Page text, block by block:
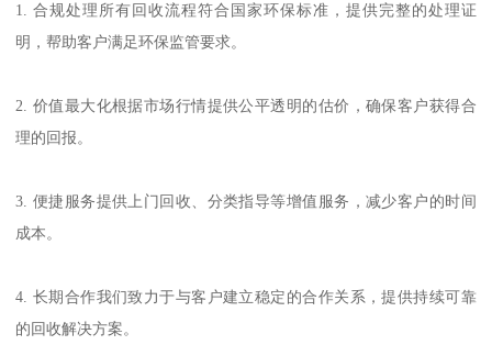
1. 合规处理所有回收流程符合国家环保标准，提供完整的处理证
明，帮助客户满足环保监管要求。
2. 价值最大化根据市场行情提供公平透明的估价，确保客户获得合
理的回报。
3. 便捷服务提供上门回收、分类指导等增值服务，减少客户的时间
成本。
4. 长期合作我们致力于与客户建立稳定的合作关系，提供持续可靠
的回收解决方案。